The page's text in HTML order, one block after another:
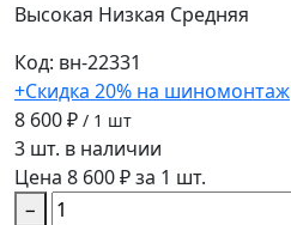
Высокая Низкая Средняя
Код: вн-22331
+Скидка 20% на шиномонтаж
8 600 ₽ / 1 шт
3 шт. в наличии
Цена 8 600 ₽ за 1 шт.
−